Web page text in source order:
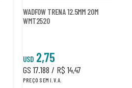
WADFOW TRENA 12.5MM 20M
WMT2520
USD 2,75
GS 17.188 / R$ 14,47
PREÇO SEM I.V.A.